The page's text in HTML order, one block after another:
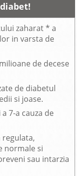
zaharat * a
in varsta de
de decese
de diabetul
si joase.
7-a cauza de
regulata,
normale si
sau intarzia